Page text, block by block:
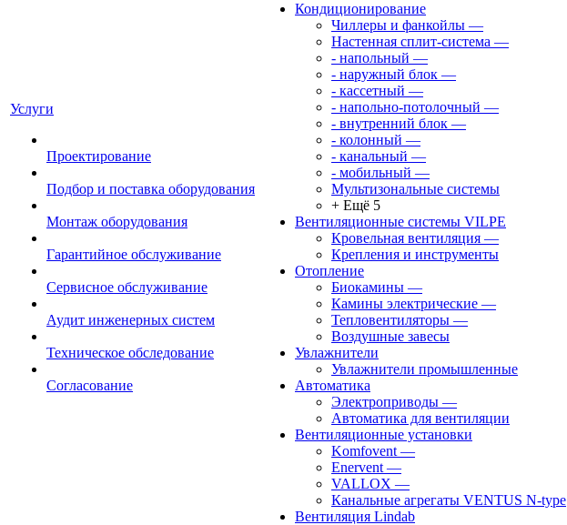
Услуги
Проектирование
Подбор и поставка оборудования
Монтаж оборудования
Гарантийное обслуживание
Сервисное обслуживание
Аудит инженерных систем
Техническое обследование
Согласование
Кондиционирование
Чиллеры и фанкойлы —
Настенная сплит-система —
- напольный —
- наружный блок —
- кассетный —
- напольно-потолочный —
- внутренний блок —
- колонный —
- канальный —
- мобильный —
Мультизональные системы
+ Ещё 5
Вентиляционные системы VILPE
Кровельная вентиляция —
Крепления и инструменты
Отопление
Биокамины —
Камины электрические —
Тепловентиляторы —
Воздушные завесы
Увлажнители
Увлажнители промышленные
Автоматика
Электроприводы —
Автоматика для вентиляции
Вентиляционные установки
Komfovent —
Enervent —
VALLOX —
Канальные агрегаты VENTUS N-type
Вентиляция Lindab